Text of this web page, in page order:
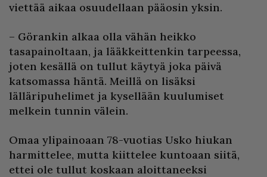
viettää aikaa osuudellaan pääosin yksin.
– Görankin alkaa olla vähän heikko
tasapainoltaan, ja lääkkeittenkin tarpeessa,
joten kesällä on tullut käytyä joka päivä
katsomassa häntä. Meillä on lisäksi
lälläripuhelimet ja kysellään kuulumiset
melkein tunnin välein.
Omaa ylipainoaan 78-vuotias Usko hiukan
harmittelee, mutta kiittelee kuntoaan siitä,
ettei ole tullut koskaan aloittaneeksi